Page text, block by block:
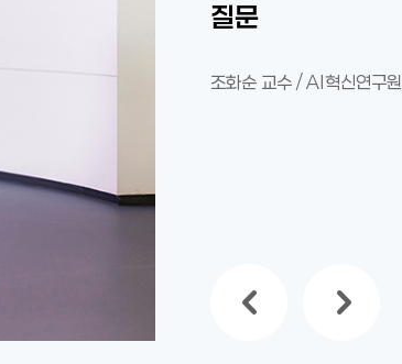
질문
조화순 교수 / AI혁신연구
가지 열매
(Orlando,
인간, 응답하는
대학의 시간
사케르를 통해
질문
가지 열매